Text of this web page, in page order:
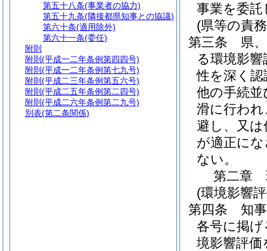
事業を委
(県等の責
第三条
県
る環境影
性を深く
他の手続
滑に行わ
避し、又
が適正に
ない。
第二章
(環境影響
第四条
知
各号に掲
境影響評
第五十八条(事業者の協力)
第五十九条(隣接都県知事との協議)
第六十条(適用除外)
第六十一条(委任)
附則
附則 (平成一二年条例第四四号)
附則 (平成一二年条例第七九号)
附則 (平成二三年条例第五六号)
附則 (平成二五年条例第二四号)
附則 (平成二六年条例第二九号)
別表(第二条関係)